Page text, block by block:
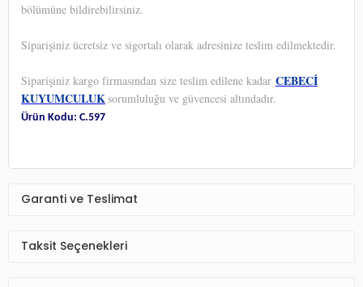
bölümüne bildirebilirsiniz.
Siparişiniz ücretsiz ve sigortalı olarak adresinize teslim edilmektedir.
Siparişiniz kargo firmasından size teslim edilene kadar CEBECİ
KUYUMCULUKsorumluluğu ve güvencesi altındadır.
Ürün Kodu: C.597
Garanti ve Teslimat
Taksit Seçenekleri